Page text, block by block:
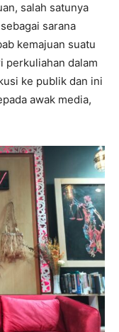
salah satunya
sarana
kemajuan suatu
perkuliahan dalam
ke publik dan ini
awak media,